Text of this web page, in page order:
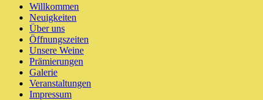
Willkommen
Neuigkeiten
Über uns
Öffnungszeiten
Unsere Weine
Prämierungen
Galerie
Veranstaltungen
Impressum